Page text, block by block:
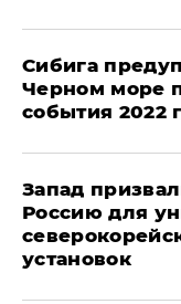
Сибига
Черном море
события 2022
Запад
Россию для
установок